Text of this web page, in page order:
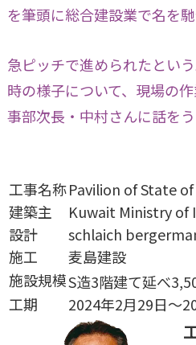
を筆頭に総合建設業で名を馳
急ピッチで進められたとい
時の様子について、現場の
事部次長・中村さんに話をう
工事名称Pavilion of State
建築主
Kuwait Ministry
設計
schlaich
施工
麦島建設
施設規模S造3階建て延べ
工期 2024年2月29日～